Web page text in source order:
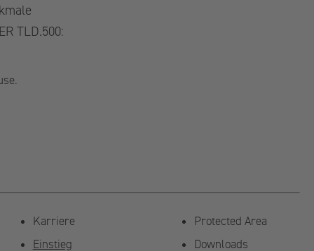
TLD.500:
Karriere
Einstieg
Protected Area
Downloads